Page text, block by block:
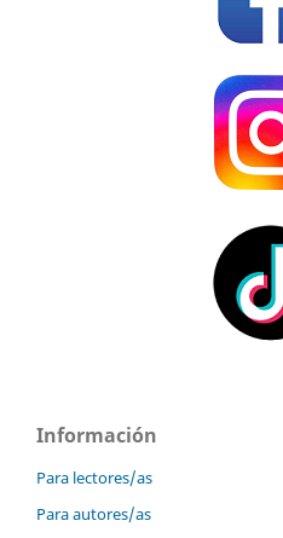
Información
Para lectores/as
Para autores/as